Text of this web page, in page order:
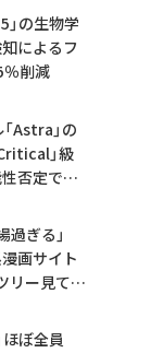
」の生物学
によるフ
％削減
Astra」の
」級
否定でき
過ぎる」
画サイト
ー見てガ
ほぼ全員